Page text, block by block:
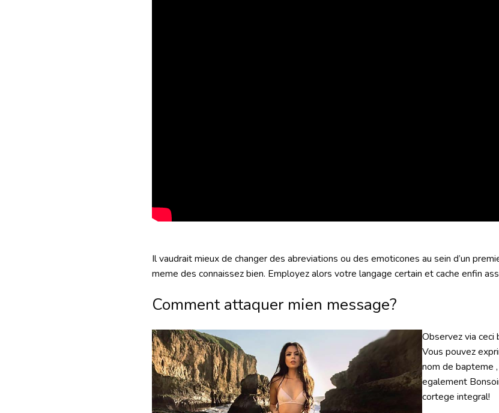
Il vaudrait mieux de changer des abreviations ou des emoticones au sein d’un
meme des connaissez bien. Employez alors votre langage certain et cache enfin
Comment attaquer mien message?
Observez via ceci
Vous pouvez
nom de bapteme
egalement
cortege integral!